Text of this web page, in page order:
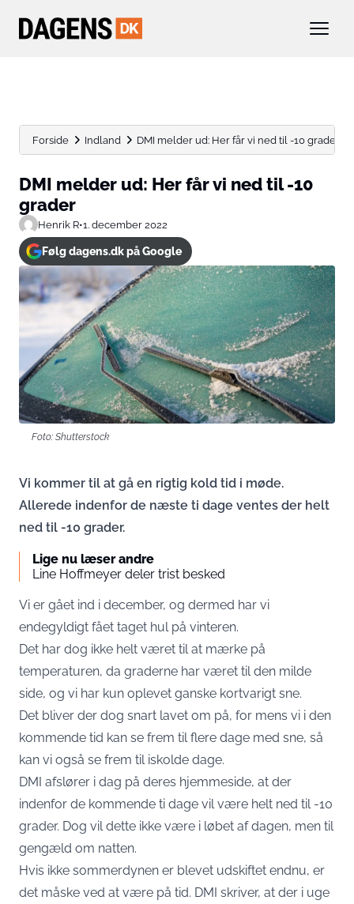
Forside Indland DMI melder ud: Her får vi ned til -10 grader
DMI melder ud: Her får vi ned til -10
grader
Henrik R•1. december 2022
Følg dagens.dk på Google
Foto: Shutterstock
Vi kommer til at gå en rigtig kold tid i møde.
Allerede indenfor de næste ti dage ventes der helt
ned til -10 grader.
Lige nu læser andre
Line Hoffmeyer deler trist besked
Vi er gået ind i december, og dermed har vi
endegyldigt fået taget hul på vinteren.
Det har dog ikke helt været til at mærke på
temperaturen, da graderne har været til den milde
side, og vi har kun oplevet ganske kortvarigt sne.
Det bliver der dog snart lavet om på, for mens vi i den
kommende tid kan se frem til flere dage med sne, så
kan vi også se frem til iskolde dage.
DMI afslører i dag på deres hjemmeside, at der
indenfor de kommende ti dage vil være helt ned til -10
grader. Dog vil dette ikke være i løbet af dagen, men til
gengæld om natten.
Hvis ikke sommerdynen er blevet udskiftet endnu, er
det måske ved at være på tid. DMI skriver, at der i uge